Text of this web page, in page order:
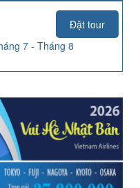
Đặt tour
7 - Tháng 8